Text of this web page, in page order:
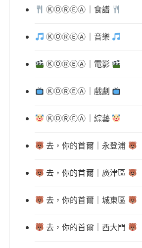
ⓀⓄⓇⒺⒶ｜食譜
ⓀⓄⓇⒺⒶ｜音樂
ⓀⓄⓇⒺⒶ｜電影
ⓀⓄⓇⒺⒶ｜戲劇
ⓀⓄⓇⒺⒶ｜綜藝
去，你的首爾｜永登浦
去，你的首爾｜廣津區
去，你的首爾｜城東區
去，你的首爾｜西大門